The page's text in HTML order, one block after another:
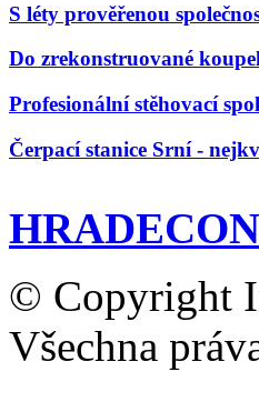
S léty prověřenou
Do zrekonstruované
Profesionální stěhovací
Čerpací stanice Srní -
© Copyright
Všechna